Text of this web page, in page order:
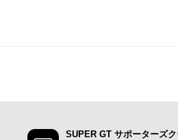
SUPER GT サポーターズ